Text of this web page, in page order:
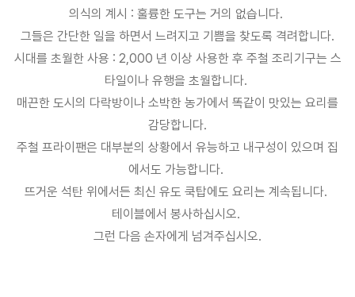
의식의 계시 : 훌륭한 도구는 거의 없습니다.
그들은 간단한 일을 하면서 느려지고 기쁨을 찾도록 격려합니다.
시대를 초월한 사용 : 2,000 년 이상 사용한 후 주철 조리기구는 스
타일이나 유행을 초월합니다.
매끈한 도시의 다락방이나 소박한 농가에서 똑같이 맛있는 요리를
감당합니다.
주철 프라이팬은 대부분의 상황에서 유능하고 내구성이 있으며 집
에서도 가능합니다.
뜨거운 석탄 위에서든 최신 유도 쿡탑에도 요리는 계속됩니다.
테이블에서 봉사하십시오.
그런 다음 손자에게 넘겨주십시오.